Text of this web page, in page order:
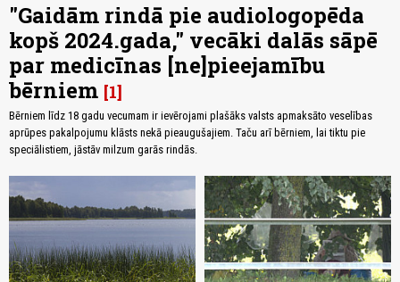
"Gaidām rindā pie audiologopēda
kopš 2024.gada," vecāki dalās sāpē
par medicīnas [ne]pieejamību
bērniem 1
Bērniem līdz 18 gadu vecumam ir ievērojami plašāks valsts apmaksāto veselības
aprūpes pakalpojumu klāsts nekā pieaugušajiem. Taču arī bērniem, lai tiktu pie
speciālistiem, jāstāv milzum garās rindās.